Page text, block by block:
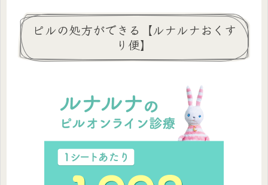
ピルの処方ができる【ルナルナおくす
り便】